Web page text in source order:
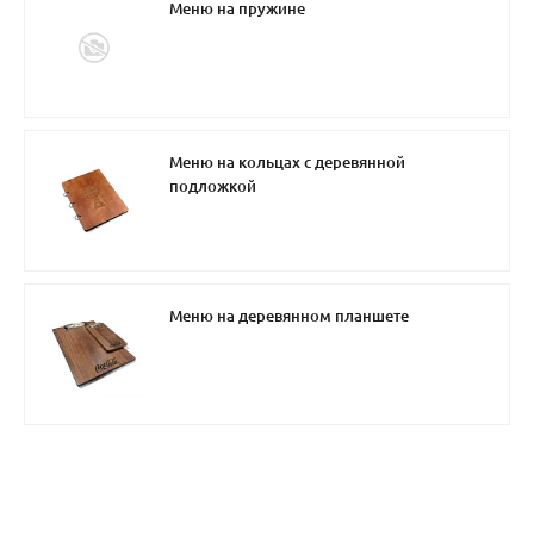
Меню на пружине
Меню на кольцах с деревянной
подложкой
Меню на деревянном планшете